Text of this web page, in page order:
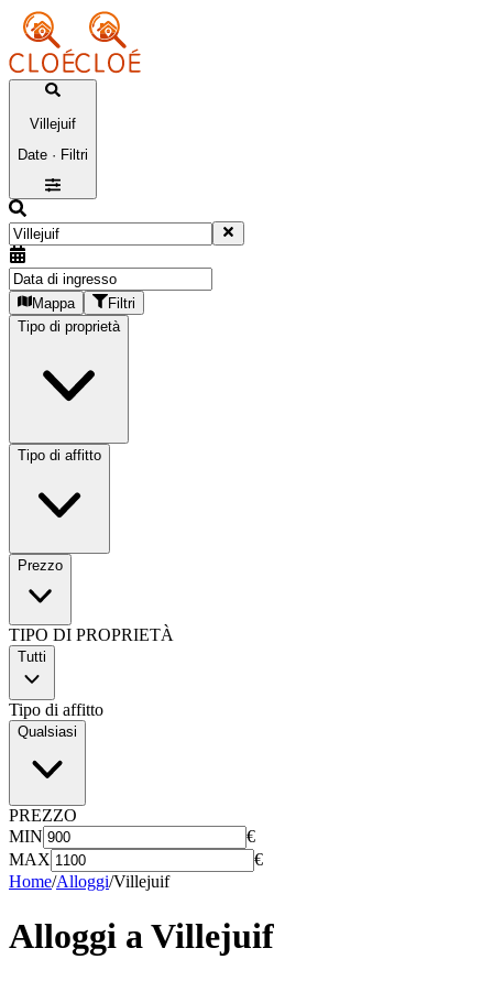
Villejuif
Date · Filtri
Mappa
Filtri
Tipo di proprietà
Tipo di affitto
Prezzo
TIPO DI PROPRIETÀ
Tutti
Tipo di affitto
Qualsiasi
PREZZO
MIN
€
MAX
€
Home/Alloggi/Villejuif
Alloggi a Villejuif